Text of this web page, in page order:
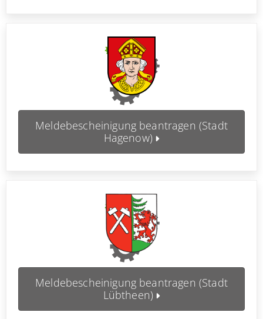
Meldebescheinigung beantragen (Stadt
Hagenow)
Meldebescheinigung beantragen (Stadt
Lübtheen)